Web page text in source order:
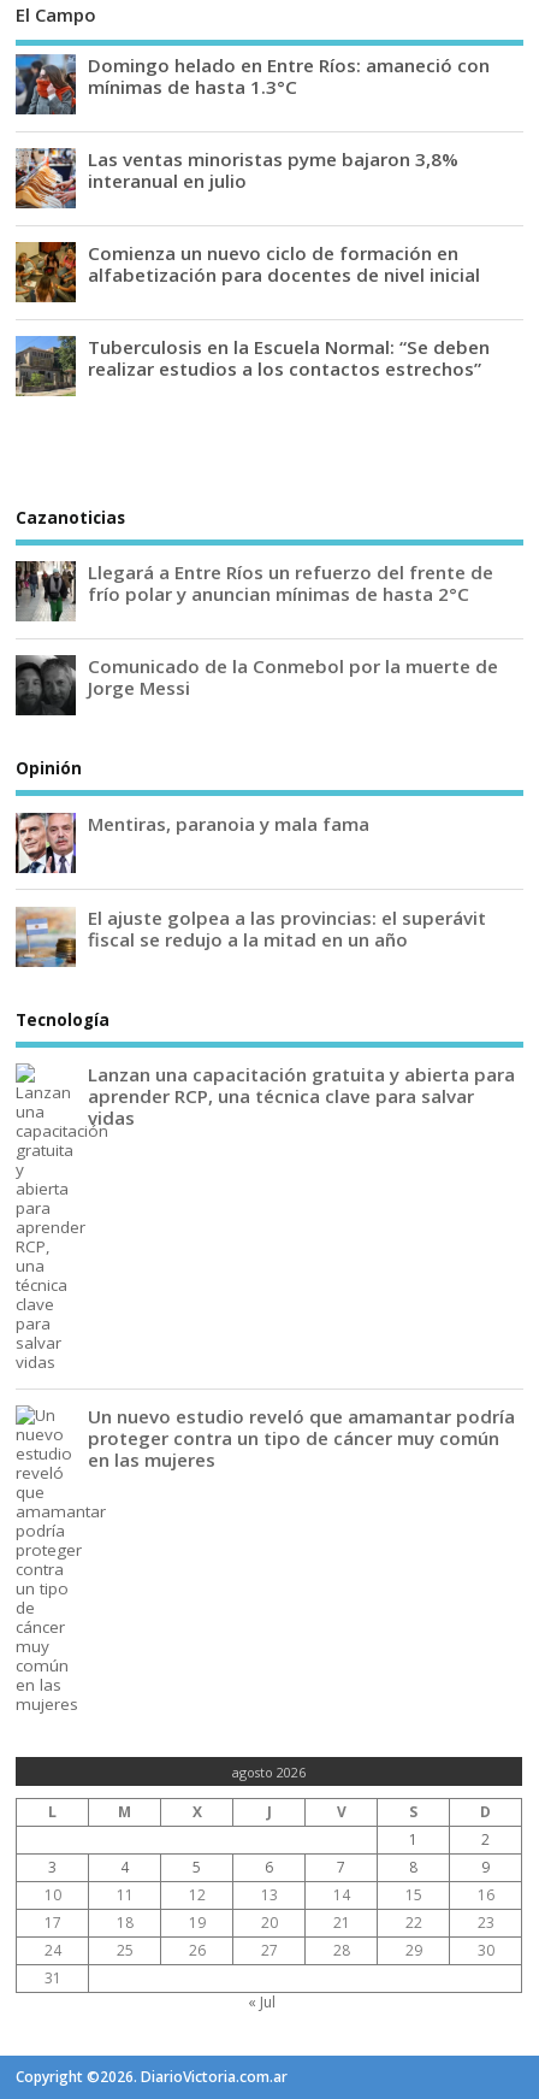
El Campo
Domingo helado en Entre Ríos: amaneció con
mínimas de hasta 1.3°C
Las ventas minoristas pyme bajaron 3,8%
interanual en julio
Comienza un nuevo ciclo de formación en
alfabetización para docentes de nivel inicial
Tuberculosis en la Escuela Normal: “Se deben
realizar estudios a los contactos estrechos”
Cazanoticias
Llegará a Entre Ríos un refuerzo del frente de
frío polar y anuncian mínimas de hasta 2°C
Comunicado de la Conmebol por la muerte de
Jorge Messi
Opinión
Mentiras, paranoia y mala fama
El ajuste golpea a las provincias: el superávit
fiscal se redujo a la mitad en un año
Tecnología
Lanzan una capacitación gratuita y abierta para
aprender RCP, una técnica clave para salvar
vidas
Un nuevo estudio reveló que amamantar podría
proteger contra un tipo de cáncer muy común
en las mujeres
agosto 2026
L M X J V S
D
1
2
3
4 5 6 7 8
9
10
11 12 13 14 15
16
17
18 19 20 21 22
23
24
25 26 27 28 29
30
31
« Jul
Copyright ©2026. DiarioVictoria.com.ar